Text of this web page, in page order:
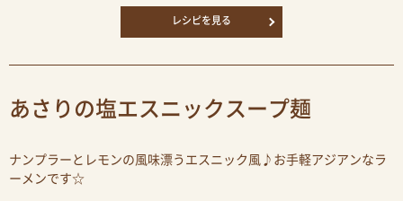
レシピを見る
あさりの塩エスニックスープ麺
ナンプラーとレモンの風味漂うエスニック風♪お手軽アジアンなラ
ーメンです☆